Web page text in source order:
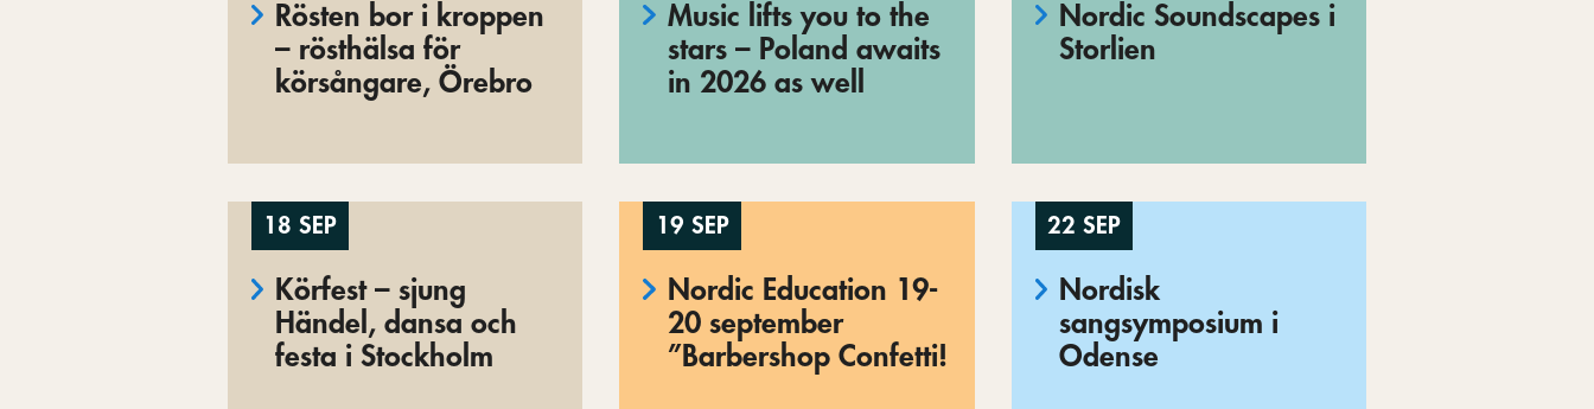
Rösten bor i kroppen
– rösthälsa för
körsångare, Örebro
Music lifts you to the
stars – Poland awaits
in 2026 as well
Nordic Soundscapes i
Storlien
18 SEP
Körfest – sjung
Händel, dansa och
festa i Stockholm
19 SEP
Nordic Education 19-
20 september
”Barbershop Confetti!
22 SEP
Nordisk
sangsymposium i
Odense